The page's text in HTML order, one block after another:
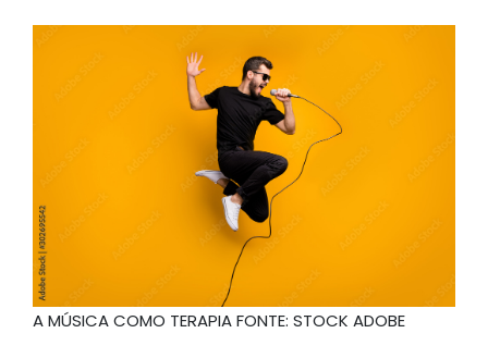
A MÚSICA COMO TERAPIA FONTE: STOCK ADOBE